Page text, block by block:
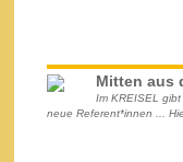
Mitten aus
Im KREISEL
neue Referent*innen ...